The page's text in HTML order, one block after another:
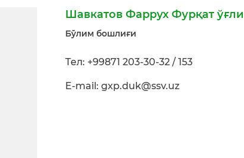
Шавкатов Фаррух Фурқат ўғли
Бўлим бошлиғи
Тел: +99871 203-30-32 / 153
E-mail: gxp.duk@ssv.uz